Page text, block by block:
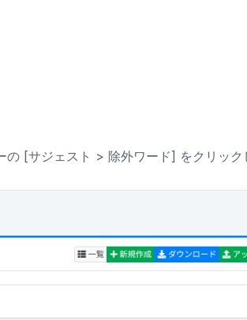
[サジェスト > 除外ワード] をクリック